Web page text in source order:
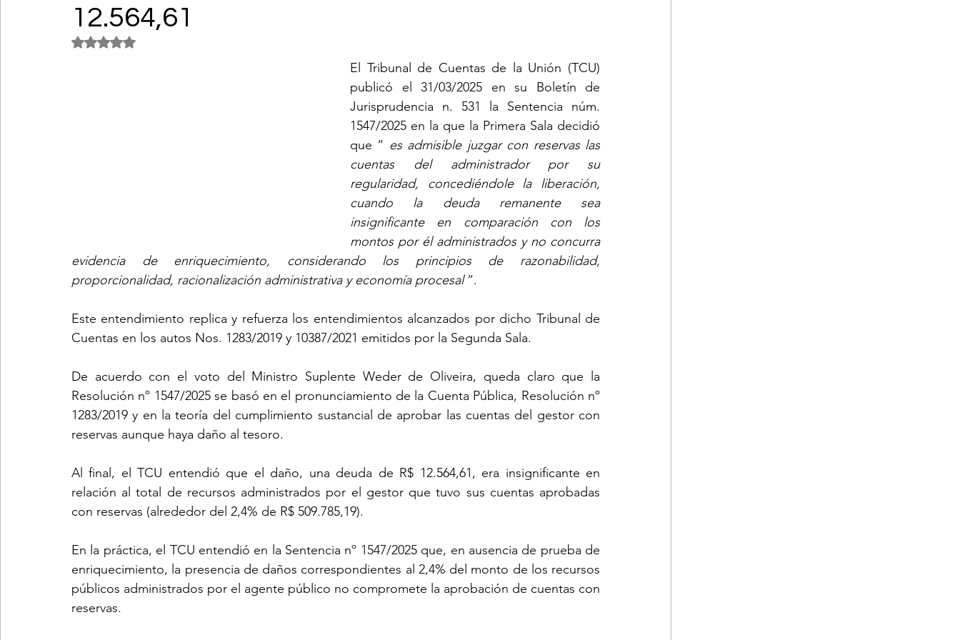
12.564,61
Obtuvo NaN de 5 estrellas.
El Tribunal de Cuentas de la Unión (TCU)
publicó el 31/03/2025 en su Boletín de
Jurisprudencia n. 531 la Sentencia núm.
1547/2025 en la que la Primera Sala decidió
que “ es admisible juzgar con reservas las
cuentas del administrador por su
regularidad, concediéndole la liberación,
cuando la deuda remanente sea
insignificante en comparación con los
montos por él administrados y no concurra
evidencia de enriquecimiento, considerando los principios de razonabilidad,
proporcionalidad, racionalización administrativa y economía procesal ”.
Este entendimiento replica y refuerza los entendimientos alcanzados por dicho Tribunal de
Cuentas en los autos Nos. 1283/2019 y 10387/2021 emitidos por la Segunda Sala.
De acuerdo con el voto del Ministro Suplente Weder de Oliveira, queda claro que la
Resolución nº 1547/2025 se basó en el pronunciamiento de la Cuenta Pública, Resolución nº
1283/2019 y en la teoría del cumplimiento sustancial de aprobar las cuentas del gestor con
reservas aunque haya daño al tesoro.
Al final, el TCU entendió que el daño, una deuda de R$ 12.564,61, era insignificante en
relación al total de recursos administrados por el gestor que tuvo sus cuentas aprobadas
con reservas (alrededor del 2,4% de R$ 509.785,19).
En la práctica, el TCU entendió en la Sentencia nº 1547/2025 que, en ausencia de prueba de
enriquecimiento, la presencia de daños correspondientes al 2,4% del monto de los recursos
públicos administrados por el agente público no compromete la aprobación de cuentas con
reservas.